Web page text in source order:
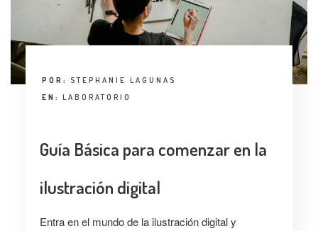
CONSEJO HONORÍFICO
POR: STEPHANIE LAGUNAS
EN: LABORATORIO
Guía Básica para comenzar en la
ilustración digital
Entra en el mundo de la ilustración digital y